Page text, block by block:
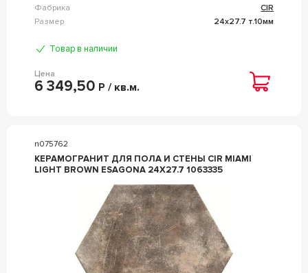
Фабрика
CIR
Размер
24x27.7 т.10мм
Товар в наличии
Цена
6 349,50 Р / кв.м.
n075762
КЕРАМОГРАНИТ ДЛЯ ПОЛА И СТЕНЫ CIR MIAMI
LIGHT BROWN ESAGONA 24X27.7 1063335